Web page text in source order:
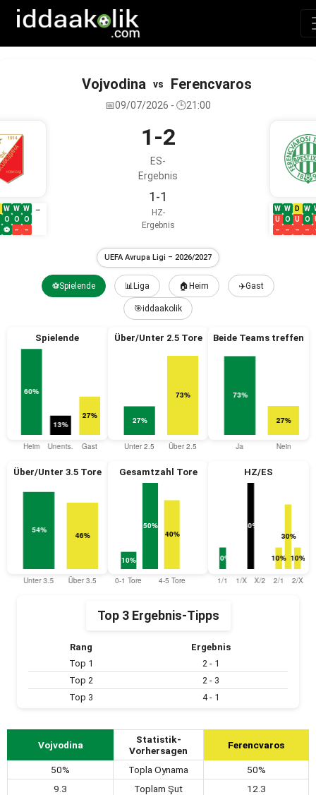
Vojvodina vs Ferencvaros
📅09/07/2026 - 🕒21:00
W
O
⚽
W
O
–
W
O
–
→
1-2
ES-
Ergebnis
1-1
HZ-
Ergebnis
W
U
–
W
O
–
D
U
–
W
O
–
UEFA Avrupa Ligi – 2026/2027
⚽Spielende 📊Liga 🏠Heim ✈️Gast
🎯iddaakolik
Spielende Über/Unter 2.5 Tore Beide Teams treffen
Über/Unter 3.5 Tore Gesamtzahl Tore HZ/ES
Top 3 Ergebnis-Tipps
Rang
Ergebnis
Top 1
2 - 1
Top 2
2 - 3
Top 3
4 - 1
Vojvodina
Statistik-
Vorhersagen
Ferencvaros
50% Topla Oynama
50%
9.3
Toplam Şut
12.3